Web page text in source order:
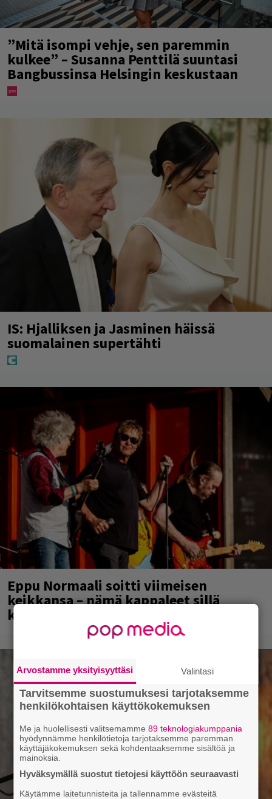
”Mitä isompi vehje, sen paremmin
kulkee” – Susanna Penttilä suuntasi
Bangbussinsa Helsingin keskustaan
IS: Hjalliksen ja Jasminen häissä
suomalainen supertähti
Eppu Normaali soitti viimeisen
keikkansa – nämä kappaleet sillä
kuultiin
Arvostamme yksityisyyttäsi Valintasi
Tarvitsemme suostumuksesi tarjotaksemme
henkilökohtaisen käyttökokemuksen
Me ja huolellisesti valitsemamme89 teknologiakumppania
hyödynnämme henkilötietoja tarjotaksemme paremman
käyttäjäkokemuksen sekä kohdentaaksemme sisältöä ja
mainoksia.
Hyväksymällä suostut tietojesi käyttöön seuraavasti
Käytämme laitetunnisteita ja tallennamme evästeitä